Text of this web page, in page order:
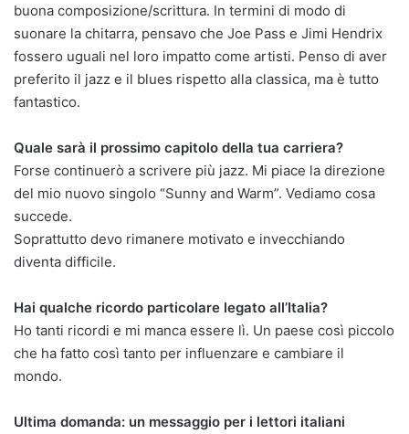
buona composizione/scrittura. In termini di modo di
suonare la chitarra, pensavo che Joe Pass e Jimi Hendrix
fossero uguali nel loro impatto come artisti. Penso di aver
preferito il jazz e il blues rispetto alla classica, ma è tutto
fantastico.
Quale sarà il prossimo capitolo della tua carriera?
Forse continuerò a scrivere più jazz. Mi piace la direzione
del mio nuovo singolo “Sunny and Warm”. Vediamo cosa
succede.
Soprattutto devo rimanere motivato e invecchiando
diventa difficile.
Hai qualche ricordo particolare legato all’Italia?
Ho tanti ricordi e mi manca essere lì. Un paese così piccolo
che ha fatto così tanto per influenzare e cambiare il
mondo.
Ultima domanda: un messaggio per i lettori italiani